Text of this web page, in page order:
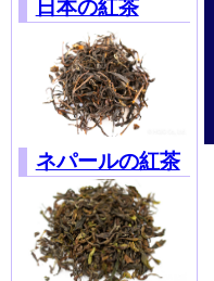
日本の紅茶
ネパールの紅茶